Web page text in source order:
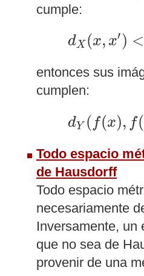
cumple:
dX (x, x′) <
X x′) δ
entonces sus
cumplen:
dY ( f(x), f(
dY( x ,f(
Todo espacio
de Hausdorff
Todo espacio
necesariamente
Inversamente, un
que no sea de
provenir de una